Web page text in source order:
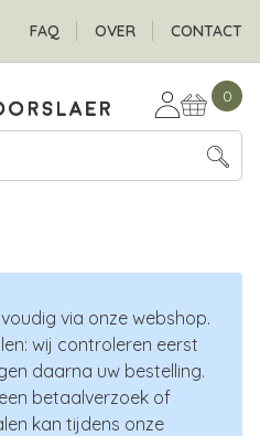
Header
FAQ OVER CONTACT
0
via onze webshop.
wij controleren eerst
daarna uw bestelling.
betaalverzoek of
kan tijdens onze